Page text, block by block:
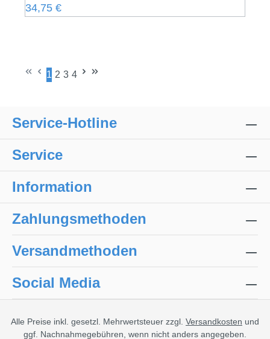
Regulärer Preis:
34,75 €
Seite
1
Seite
2
Seite
3
Seite
4
Service-Hotline
Service
Information
Zahlungsmethoden
Versandmethoden
Social Media
Alle Preise inkl. gesetzl. Mehrwertsteuer zzgl. Versandkosten und
ggf. Nachnahmegebühren, wenn nicht anders angegeben.